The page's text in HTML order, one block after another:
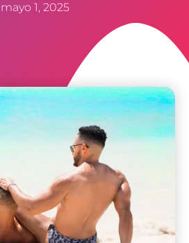
mayo 1, 2025